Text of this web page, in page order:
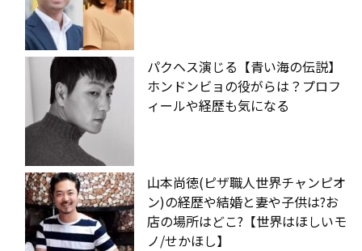
パクヘス演じる【青い海の伝説】
ホンドンビョの役がらは？プロフ
ィールや経歴も気になる
山本尚徳(ピザ職人世界チャンピオ
ン)の経歴や結婚と妻や子供は?お
店の場所はどこ?【世界はほしいモ
ノ/せかほし】